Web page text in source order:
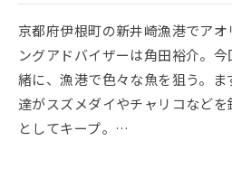
京都府伊根町の新井崎漁港でア
ングアドバイザーは角田裕介。
緒に、漁港で色々な魚を狙う。
達がスズメダイやチャリコなど
としてキープ。…